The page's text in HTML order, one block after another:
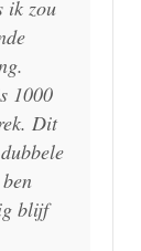
ik zou
1000
Dit
blijf